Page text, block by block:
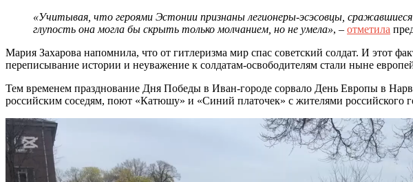
«Учитывая, что героями Эстонии признаны легионеры-эсэсовцы,
глупость она могла бы скрыть только молчанием, но не умела», – отметила
Мария Захарова напомнила, что от гитлеризма мир спас советский солдат. И этот
переписывание истории и неуважение к солдатам-освободителям стали ныне
Тем временем празднование Дня Победы в Иван-городе сорвало День Европы в
российским соседям, поют «Катюшу» и «Синий платочек» с жителями российского